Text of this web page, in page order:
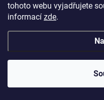
tohoto webu vyjadřujete
informací zde.